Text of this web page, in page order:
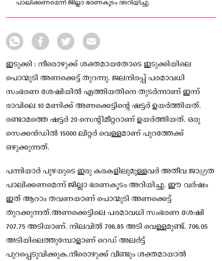
പാലിക്കണമെന്ന് ജില്ലാ ഭരണകൂടം അറിയിച്ചു.
ഇടുക്കി : നീരൊഴുക്ക് ശക്തമായതോടെ ഇടുക്കിയിലെ
പൊന്മുടി അണക്കെട്ട് തുറന്നു. ജലനിരപ്പ് പരമാവധി
സംഭരണ ശേഷിയിൽ എത്തിയതിനെ തുടർന്നാണ് ഇന്ന്
രാവിലെ 10 മണിക്ക് അണക്കെട്ടിന്റെ ഷട്ടർ ഉയർത്തിയത്.
രണ്ടാമത്തെ ഷട്ടർ 20 സെന്റിമീറ്ററാണ് ഉയർത്തിയത്. ഒരു
സെക്കൻഡിൽ 15000 ലിറ്റർ വെള്ളമാണ് പുറത്തേക്ക്
ഒഴുക്കുന്നത്.
പന്നിയാർ പുഴയുടെ ഇരു കരകളിലുമുള്ളവർ അതീവ ജാഗ്രത
പാലിക്കണമെന്ന് ജില്ലാ ഭരണകൂടം അറിയിച്ചു. ഈ വർഷം
ഇത് ആറാം തവണയാണ് പൊന്മുടി അണക്കെട്ട്
തുറക്കുന്നത്.അണക്കെട്ടിലെ പരമാവധി സംഭരണ ശേഷി
707.75 അടിയാണ്. നിലവിൽ 706.85 അടി വെള്ളമുണ്ട്. 706.05
അടിയിലെത്തുമ്പോളാണ് റെഡ് അലർട്ട്
പുറപ്പെടുവിക്കുക.നീരൊഴുക്ക് വീണ്ടും ശക്തമായാൽ